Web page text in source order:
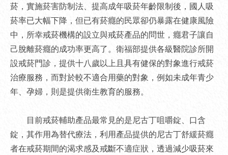
菸，實施菸害防制法、提高成年吸菸年齡限制後，國人吸
菸率已大幅下降，但已有菸癮的民眾卻仍暴露在健康風險
中，所幸戒菸機構的設立與戒菸產品的問世，癮君子讓自
己脫離菸癮的成功率更高了。衛福部提供各級醫院診所開
設戒菸門診，提供十八歲以上且具有健保的對象進行戒菸
治療服務，而對於較不適合用藥的對象，例如未成年青少
年、孕婦，則是提供衛生教育的服務。
目前戒菸輔助產品最常見的是尼古丁咀嚼錠、口含
錠，其作用為替代療法，利用產品提供的尼古丁舒緩菸癮
者在戒菸期間的渴求感及戒斷不適症狀，透過減少吸菸來